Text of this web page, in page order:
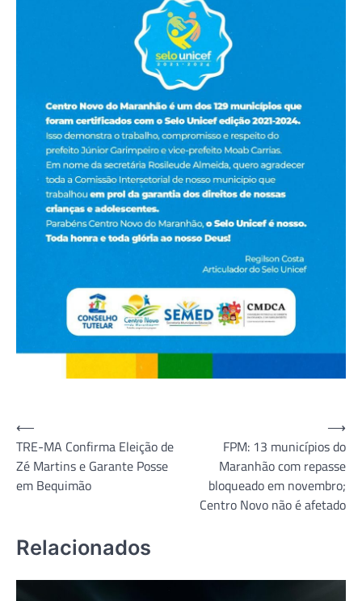
Navegação
de
Post
⟵
TRE-MA Confirma Eleição de
Zé Martins e Garante Posse
em Bequimão
FPM: 13 municípios do
Maranhão com repasse
bloqueado em novembro;
Centro Novo não é afetado
⟶
Relacionados